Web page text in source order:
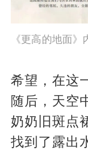
《更高的地面》
希望，在这
随后，天空
奶奶旧斑点
找到了露出